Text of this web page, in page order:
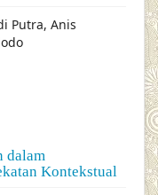
Putra, Anis
dalam
Kontekstual